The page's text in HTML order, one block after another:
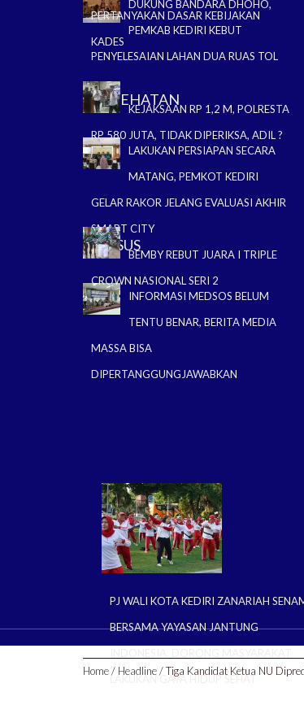
PERTANYAKAN DASAR KEBIJAKAN
KADES
DUKUNG BANDARA DHOHO,
PEMKAB KEDIRI KEBUT
PENYELESAIAN LAHAN DUA RUAS TOL
KESEHATAN
KEJAKSAAN RP 1,2 M, POLRESTA
RP 580 JUTA, TIDAK DIPERIKSA, ADIL ?
LAKUKAN PERSIAPAN SECARA
MATANG, PEMKOT KEDIRI
GELAR RAKOR JELANG EVALUASI AKHIR
SMART CITY
LIPSUS
BEMBY REBUT JUARA I TRIPLE
CROWN NASIONAL SERI 2
INFORMASI MEDSOS BELUM
TENTU BENAR, BERITA MEDIA
MASSA BISA
DIPERTANGGUNGJAWABKAN
PJ WALI KOTA KEDIRI ZANARIAH
BERSAMA YAYASAN JANTUNG
LAKUKAN GAYA HIDUP SEHAT
Home/ Headline/Tiga Kandidat Ketua NU